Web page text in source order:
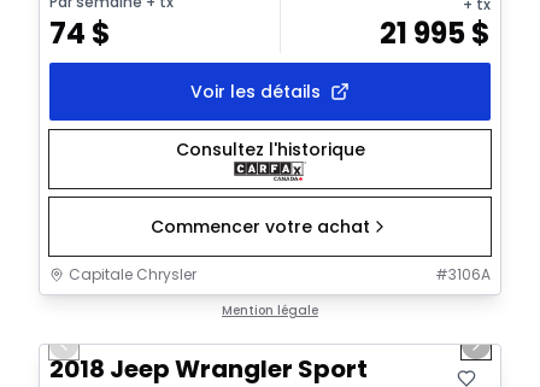
74 $ 21 995$
Voir les détails
Consultez l'historique
Commencer votre achat
Capitale Chrysler #3106A
Mention légale
Vidéo disponible
Previous slide Next
2018 Jeep Wrangler Sport